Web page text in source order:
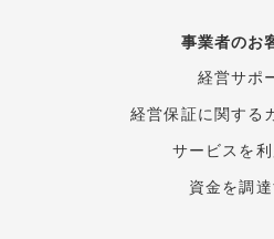
事業者のお
経営サポ
経営保証に関する
サービスを利
資金を調達